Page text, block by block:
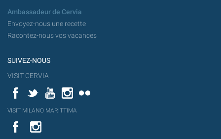
Ambassadeur de Cervia
Envoyez-nous une recette
Racontez-nous vos vacances
SUIVEZ-NOUS
VISIT CERVIA
FacebookTwitterYouTubeInstagram
YouT
VISIT MILANO MARITTIMA
Flick
VISIT
MILANO
YouTube